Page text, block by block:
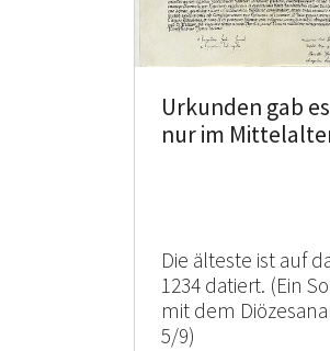
Urkunden gab
nur im
Die älteste ist auf
1234 datiert. (Ein
mit dem
5/9)